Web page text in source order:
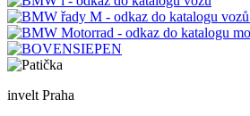
invelt Praha